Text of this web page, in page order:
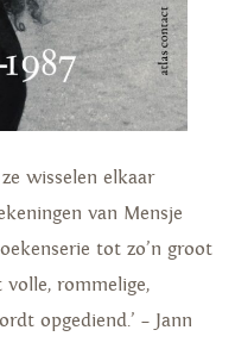
wisselen elkaar
van Mensje
tot zo’n groot
volle, rommelige,
opgediend.’ – Jann